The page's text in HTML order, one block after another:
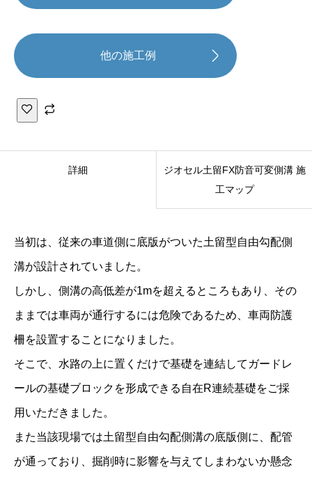
他の施工例
オ
留
F
X
防
音
（
長
詳細
ジオセル土留FX防音可変側溝 施
工マップ
当初は、従来の車道側に底版がついた土留型自由勾配側
溝が設計されていました。
しかし、側溝の高低差が1mを超えるところもあり、その
ままでは車両が通行するには危険であるため、車両防護
柵を設置することになりました。
そこで、水路の上に置くだけで基礎を連結してガードレ
ールの基礎ブロックを形成できる自在R連続基礎をご採
用いただきました。
また当該現場では土留型自由勾配側溝の底版側に、配管
が通っており、掘削時に影響を与えてしまわないか懸念